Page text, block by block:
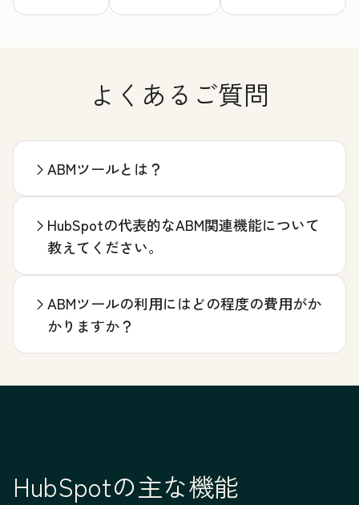
よくあるご質問
ABMツールとは？
HubSpotの代表的なABM関連機能について
教えてください。
ABMツールの利用にはどの程度の費用がか
かりますか？
HubSpotの主な機能